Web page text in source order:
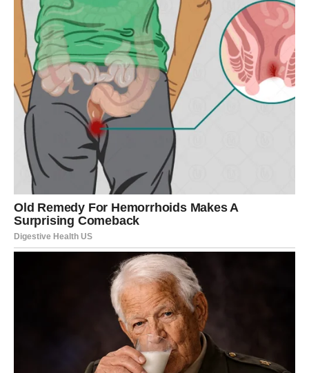
BLIZANCI – PORUKA MOŽE
PROMENITI SVE
Blizanci danas žive kroz komunikaciju. Reči, poruke,
pozivi, znakovi – sve ti je važno. Subota može doneti baš
ono “nešto” što čekaš: poruku od osobe koja ti je u
mislima, razgovor koji razjašnjava sumnju, ili susret koji
deluje slučajno, a nije.
Ako si u vezi, danas možeš imati potrebu da pričaš o
onome što te tišti. Nemoj sve okrenuti na šalu ili
sarkazam, jer partner može pogrešno shvatiti. Ovo je dan
kada je bolje biti direktan i nežan, nego brz i ironičan.
Ako si slobodan, flert je naglašen. Ali ovoga puta ima
potencijal da ode dublje – ako se usudiš da pokažeš
emociju, a ne samo šarm. Neko te želi, ali ne zna da li si
Ljubavna poruka dana:Kada kažeš istinu, prestaješ da